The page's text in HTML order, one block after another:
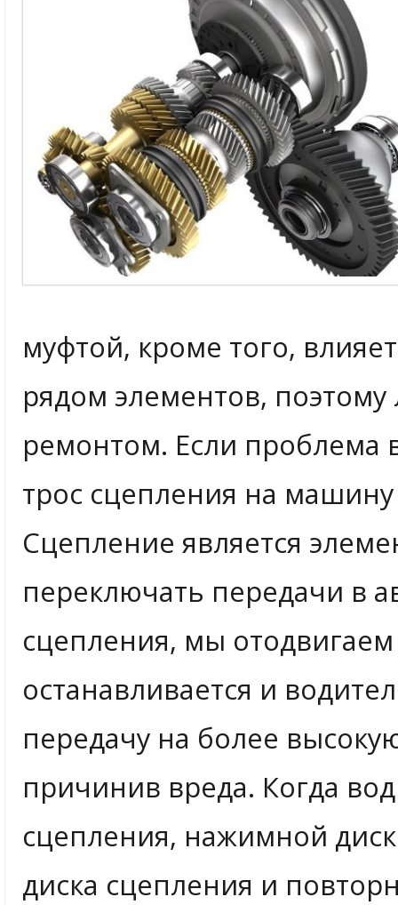
муфтой, кроме того,
рядом элементов,
ремонтом. Если проблема
трос сцепления на
Сцепление является
переключать передачи в
сцепления, мы
останавливается и
передачу на более
причинив вреда. Когда
сцепления, нажимной
диска сцепления и